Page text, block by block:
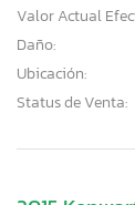
Valor Actual
Daño:
Ubicación:
Status de Venta: